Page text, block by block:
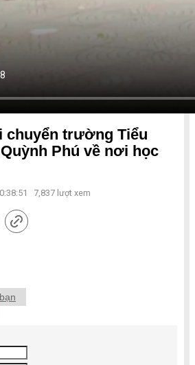
chuyển trường Tiểu
Phú về nơi học
7,837 lượt xem